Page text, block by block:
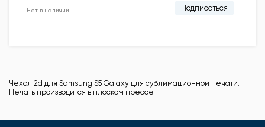
Нет в наличии Подписаться
Чехол 2d для Samsung S5 Galaxy для сублимационной печати.
Печать производится в плоском прессе.